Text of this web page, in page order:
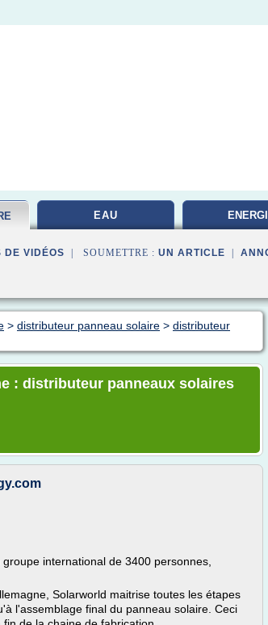
EAU
DE VIDÉOS | SOUMETTRE : UN ARTICLE
> distributeur panneau solaire > distributeur
: distributeur panneaux solaires
international de 3400 personnes,
Solarworld maitrise toutes les étapes
l'assemblage final du panneau solaire. Ceci